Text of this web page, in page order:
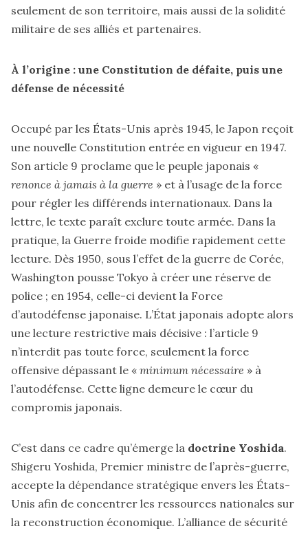
seulement de son territoire, mais aussi de la solidité
militaire de ses alliés et partenaires.
À l’origine : une Constitution de défaite, puis une
défense de nécessité
Occupé par les États-Unis après 1945, le Japon reçoit
une nouvelle Constitution entrée en vigueur en 1947.
Son article 9 proclame que le peuple japonais «
renonce à jamais à la guerre » et à l’usage de la force
pour régler les différends internationaux. Dans la
lettre, le texte paraît exclure toute armée. Dans la
pratique, la Guerre froide modifie rapidement cette
lecture. Dès 1950, sous l’effet de la guerre de Corée,
Washington pousse Tokyo à créer une réserve de
police ; en 1954, celle-ci devient la Force
d’autodéfense japonaise. L’État japonais adopte alors
une lecture restrictive mais décisive : l’article 9
n’interdit pas toute force, seulement la force
offensive dépassant le « minimum nécessaire » à
l’autodéfense. Cette ligne demeure le cœur du
compromis japonais.
C’est dans ce cadre qu’émerge la doctrine Yoshida.
Shigeru Yoshida, Premier ministre de l’après-guerre,
accepte la dépendance stratégique envers les États-
Unis afin de concentrer les ressources nationales sur
la reconstruction économique. L’alliance de sécurité